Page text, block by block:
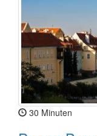
30 Minuten